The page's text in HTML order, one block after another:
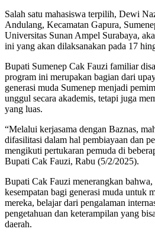
Salah satu mahasiswa terpilih, Dewi
Andulang, Kecamatan Gapura,
Universitas Sunan Ampel Surabaya,
ini yang akan dilaksanakan pada 17
Bupati Sumenep Cak Fauzi familiar
program ini merupakan bagian dari
generasi muda Sumenep menjadi
unggul secara akademis, tetapi juga
yang luas.
“Melalui kerjasama dengan Baznas,
difasilitasi dalam hal pembiayaan dan
mengikuti pertukaran pemuda di
Bupati Cak Fauzi, Rabu (5/2/2025).
Bupati Cak Fauzi menerangkan
kesempatan bagi generasi muda untuk
mereka, belajar dari pengalaman
pengetahuan dan keterampilan yang
daerah.